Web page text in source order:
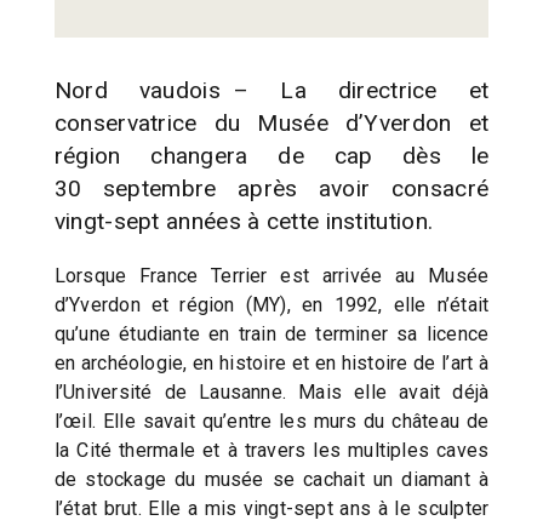
Nord vaudois – La directrice et
conservatrice du Musée d’Yverdon et
région changera de cap dès le
30 septembre après avoir consacré
vingt-sept années à cette institution.
Lorsque France Terrier est arrivée au Musée
d’Yverdon et région (MY), en 1992, elle n’était
qu’une étudiante en train de terminer sa licence
en archéologie, en histoire et en histoire de l’art à
l’Université de Lausanne. Mais elle avait déjà
l’œil. Elle savait qu’entre les murs du château de
la Cité thermale et à travers les multiples caves
de stockage du musée se cachait un diamant à
l’état brut. Elle a mis vingt-sept ans à le sculpter